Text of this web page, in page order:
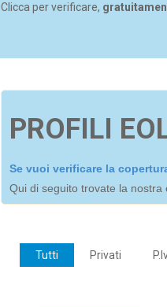
Clicca per verificare,
PROFILI
Se vuoi verificare la
Qui di seguito trovate la nostra
Tutti Privati